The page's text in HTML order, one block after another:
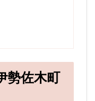
勢佐木町